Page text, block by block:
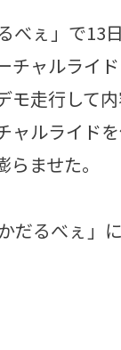
べぇ」で13
チャルライ
モ走行して
ャルライド
ませた。
だるべぇ」